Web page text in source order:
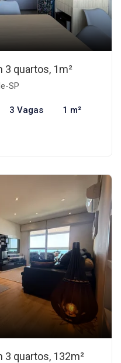
3 quartos, 1m²
SP
3 Vagas 1 m²
3 quartos, 132m²